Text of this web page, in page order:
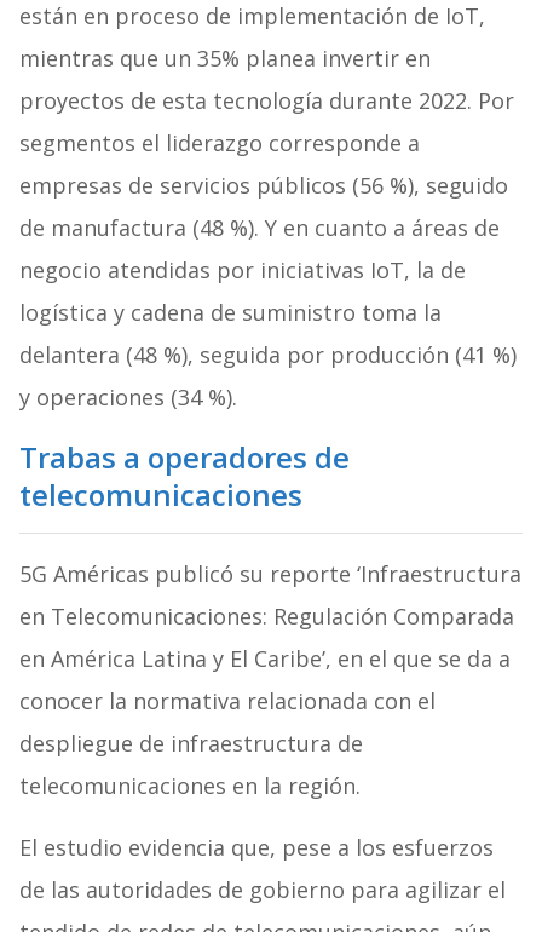
están en proceso de implementación de IoT,
mientras que un 35% planea invertir en
proyectos de esta tecnología durante 2022. Por
segmentos el liderazgo corresponde a
empresas de servicios públicos (56 %), seguido
de manufactura (48 %). Y en cuanto a áreas de
negocio atendidas por iniciativas IoT, la de
logística y cadena de suministro toma la
delantera (48 %), seguida por producción (41 %)
y operaciones (34 %).
Trabas a operadores de
telecomunicaciones
5G Américas publicó su reporte ‘Infraestructura
en Telecomunicaciones: Regulación Comparada
en América Latina y El Caribe’, en el que se da a
conocer la normativa relacionada con el
despliegue de infraestructura de
telecomunicaciones en la región.
El estudio evidencia que, pese a los esfuerzos
de las autoridades de gobierno para agilizar el